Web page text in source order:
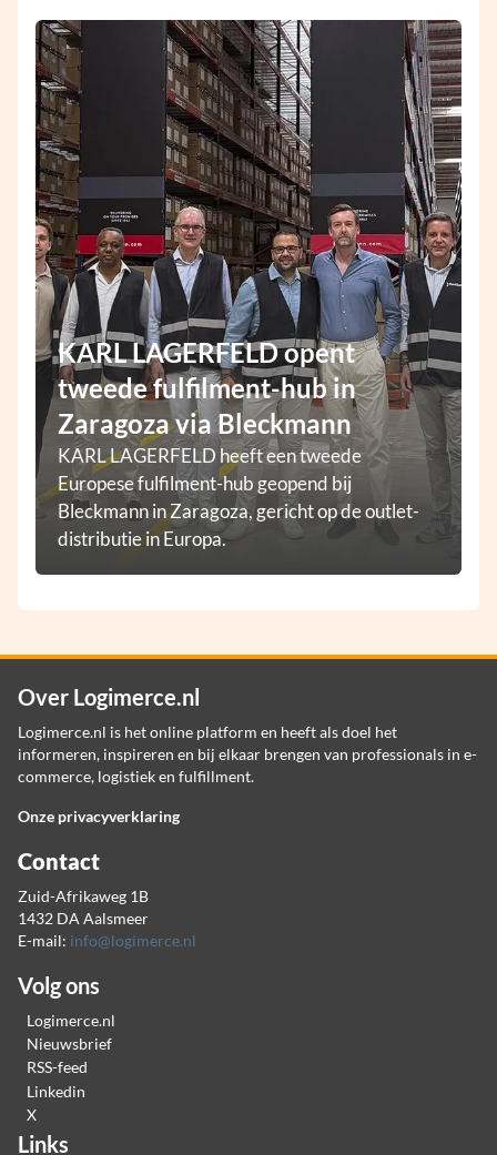
KARL LAGERFELD opent
tweede fulfilment-hub in
Zaragoza via Bleckmann
KARL LAGERFELD heeft een tweede
Europese fulfilment-hub geopend bij
Bleckmann in Zaragoza, gericht op de outlet-
distributie in Europa.
Over Logimerce.nl
Logimerce.nl is het online platform en heeft als doel het
informeren, inspireren en bij elkaar brengen van professionals in e-
commerce, logistiek en fulfillment.
Onze privacyverklaring
Contact
Zuid-Afrikaweg 1B
1432 DA Aalsmeer
E-mail: info@logimerce.nl
Volg ons
Logimerce.nl
Nieuwsbrief
RSS-feed
Linkedin
X
Links